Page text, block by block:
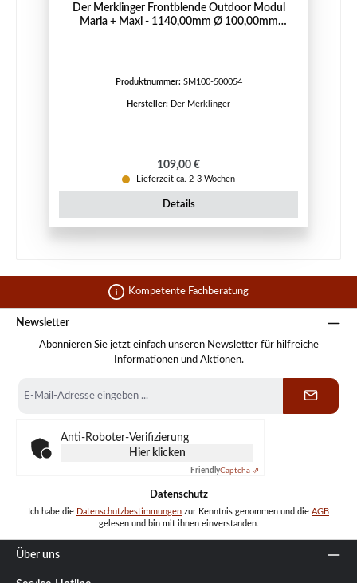
Der Merklinger Frontblende Outdoor Modul
Maria + Maxi - 1140,00mm Ø 100,00mm
Produktnummer: SM100-500054
Hersteller: Der Merklinger
Regulärer Preis:
109,00 €
Lieferzeit ca. 2-3 Wochen
Details
Kompetente Fachberatung
Newsletter
Abonnieren Sie jetzt einfach unseren Newsletter für hilfreiche
Informationen und Aktionen.
Mail-
Anti-Roboter-Verifizierung
Hier klicken
FriendlyCaptcha ⇗
Datenschutz
Ich habe die Datenschutzbestimmungen zur Kenntnis genommen und die AGB
gelesen und bin mit ihnen einverstanden.
Über uns